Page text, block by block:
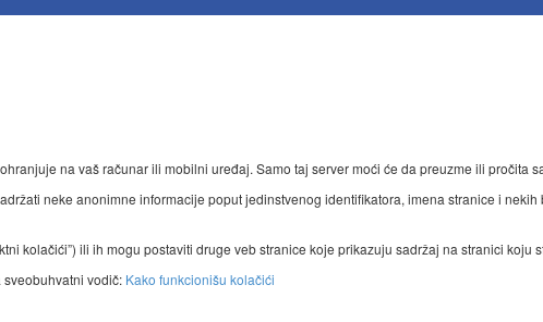
na vaš računar ili mobilni uređaj. Samo taj server moći će da preuzme ili pročita
neke anonimne informacije poput jedinstvenog identifikatora, imena stranice i
kolačići”) ili ih mogu postaviti druge veb stranice koje prikazuju sadržaj na stranici koju
sveobuhvatni vodič: Kako funkcionišu kolačići